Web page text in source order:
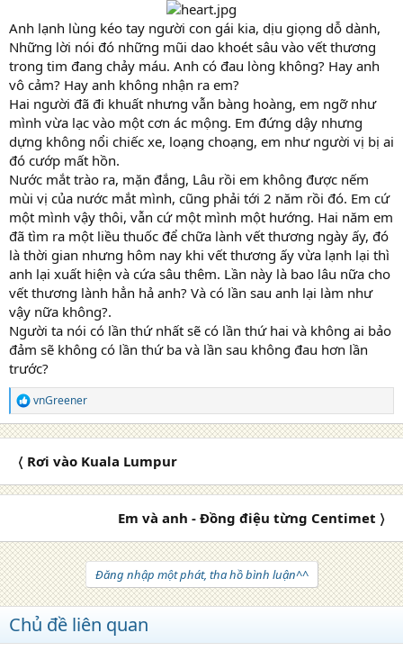
Anh lạnh lùng kéo tay người con gái kia, dịu giọng dỗ dành,
Những lời nói đó những mũi dao khoét sâu vào vết thương
trong tim đang chảy máu. Anh có đau lòng không? Hay anh
vô cảm? Hay anh không nhận ra em?
Hai người đã đi khuất nhưng vẫn bàng hoàng, em ngỡ như
mình vừa lạc vào một cơn ác mộng. Em đứng dậy nhưng
dựng không nổi chiếc xe, loạng choạng, em như người vị bị ai
đó cướp mất hồn.
Nước mắt trào ra, mặn đắng, Lâu rồi em không được nếm
mùi vị của nước mắt mình, cũng phải tới 2 năm rồi đó. Em cứ
một mình vậy thôi, vẫn cứ một mình một hướng. Hai năm em
đã tìm ra một liều thuốc để chữa lành vết thương ngày ấy, đó
là thời gian nhưng hôm nay khi vết thương ấy vừa lạnh lại thì
anh lại xuất hiện và cứa sâu thêm. Lần này là bao lâu nữa cho
vết thương lành hẳn hả anh? Và có lần sau anh lại làm như
vậy nữa không?.
Người ta nói có lần thứ nhất sẽ có lần thứ hai và không ai bảo
đảm sẽ không có lần thứ ba và lần sau không đau hơn lần
trước?
R
e
a
o
vnGreener
〈 Rơi vào Kuala Lumpur
Em và anh - Đồng điệu từng Centimet 〉
Đăng nhập một phát, tha hồ bình luận^^
Chủ đề liên quan